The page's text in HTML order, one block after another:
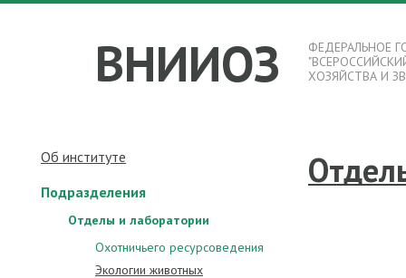
ВНИИОЗ
ФЕДЕРАЛЬНОЕ
ХОЗЯЙСТВА И
Об институте
Подразделения
Отделы и лаборатории
Охотничьего ресурсоведения
Экологии животных